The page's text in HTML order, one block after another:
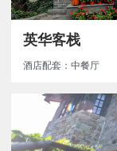
英华客栈
酒店配套：中餐厅